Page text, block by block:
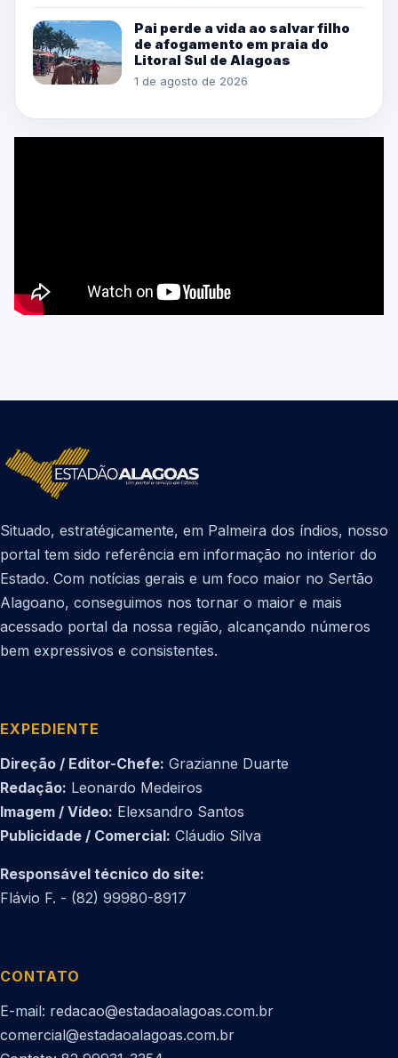
Pai perde a vida ao salvar filho
de afogamento em praia do
Litoral Sul de Alagoas
1 de agosto de 2026
Situado, estratégicamente, em Palmeira dos índios, nosso
portal tem sido referência em informação no interior do
Estado. Com notícias gerais e um foco maior no Sertão
Alagoano, conseguimos nos tornar o maior e mais
acessado portal da nossa região, alcançando números
bem expressivos e consistentes.
EXPEDIENTE
Direção / Editor-Chefe: Grazianne Duarte
Redação: Leonardo Medeiros
Imagem / Vídeo: Elexsandro Santos
Publicidade / Comercial: Cláudio Silva
Responsável técnico do site:
Flávio F. - (82) 99980-8917
CONTATO
E-mail: redacao@estadaoalagoas.com.br
comercial@estadaoalagoas.com.br